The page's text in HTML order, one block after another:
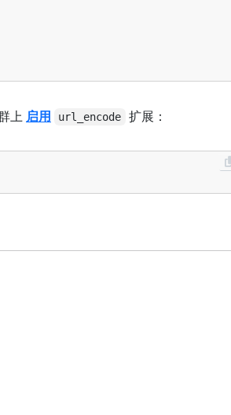
上 启用 url_encode 扩展：